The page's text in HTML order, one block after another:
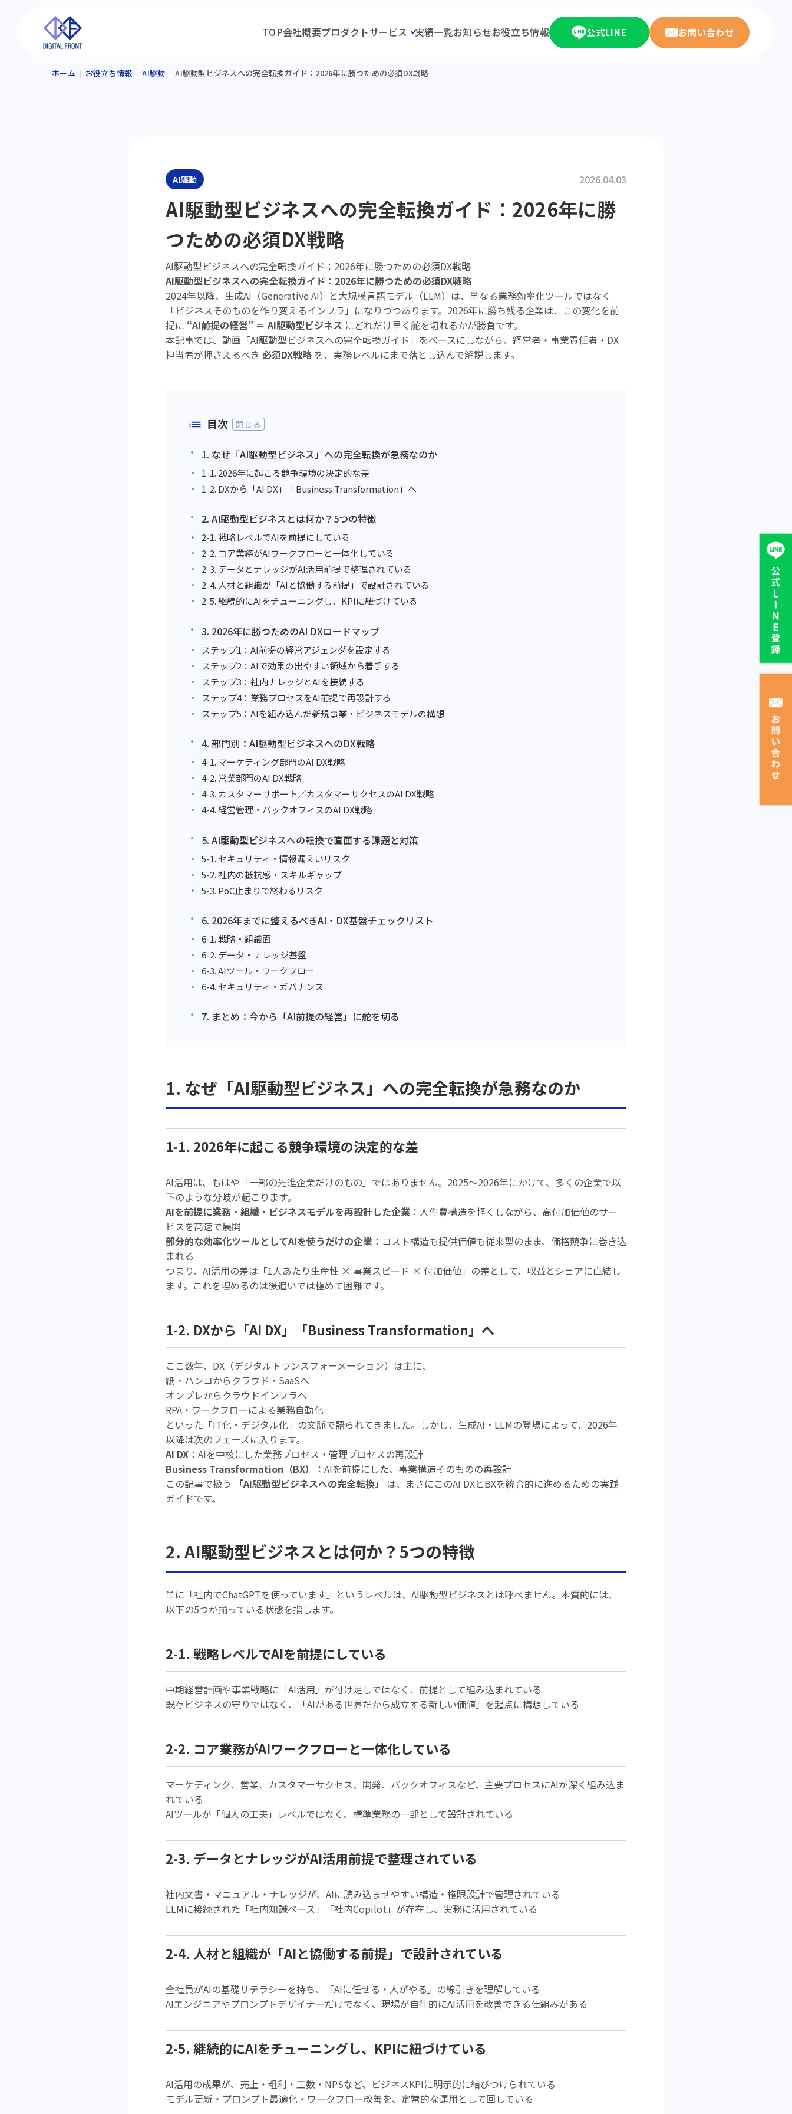
TOP会社概要プロダクトサービス 実績一覧お知らせお役立ち情報 公式LINE お問い合わせ
ホーム お役立ち情報 AI駆動 AI駆動型ビジネスへの完全転換ガイド：2026年に勝つための必須DX戦略
AI駆動 2026.04.03
AI駆動型ビジネスへの完全転換ガイド：2026年に勝
つための必須DX戦略
AI駆動型ビジネスへの完全転換ガイド：2026年に勝つための必須DX戦略
AI駆動型ビジネスへの完全転換ガイド：2026年に勝つための必須DX戦略
2024年以降、生成AI（Generative AI）と大規模言語モデル（LLM）は、単なる業務効率化ツールではなく
「ビジネスそのものを作り変えるインフラ」になりつつあります。2026年に勝ち残る企業は、この変化を前
提に “AI前提の経営” ＝ AI駆動型ビジネス にどれだけ早く舵を切れるかが勝負です。
本記事では、動画「AI駆動型ビジネスへの完全転換ガイド」をベースにしながら、経営者・事業責任者・DX
担当者が押さえるべき 必須DX戦略 を、実務レベルにまで落とし込んで解説します。
閉じる
目次
1. なぜ「AI駆動型ビジネス」への完全転換が急務なのか
1-1. 2026年に起こる競争環境の決定的な差
1-2. DXから「AI DX」「Business Transformation」へ
2. AI駆動型ビジネスとは何か？5つの特徴
2-1. 戦略レベルでAIを前提にしている
2-2. コア業務がAIワークフローと一体化している
2-3. データとナレッジがAI活用前提で整理されている
2-4. 人材と組織が「AIと協働する前提」で設計されている
2-5. 継続的にAIをチューニングし、KPIに紐づけている
3. 2026年に勝つためのAI DXロードマップ
ステップ1：AI前提の経営アジェンダを設定する
ステップ2：AIで効果の出やすい領域から着手する
ステップ3：社内ナレッジとAIを接続する
ステップ4：業務プロセスをAI前提で再設計する
ステップ5：AIを組み込んだ新規事業・ビジネスモデルの構想
4. 部門別：AI駆動型ビジネスへのDX戦略
4-1. マーケティング部門のAI DX戦略
4-2. 営業部門のAI DX戦略
4-3. カスタマーサポート／カスタマーサクセスのAI DX戦略
4-4. 経営管理・バックオフィスのAI DX戦略
5. AI駆動型ビジネスへの転換で直面する課題と対策
5-1. セキュリティ・情報漏えいリスク
5-2. 社内の抵抗感・スキルギャップ
5-3. PoC止まりで終わるリスク
6. 2026年までに整えるべきAI・DX基盤チェックリスト
6-1. 戦略・組織面
6-2. データ・ナレッジ基盤
6-3. AIツール・ワークフロー
6-4. セキュリティ・ガバナンス
7. まとめ：今から「AI前提の経営」に舵を切る
1. なぜ「AI駆動型ビジネス」への完全転換が急務なのか
1-1. 2026年に起こる競争環境の決定的な差
AI活用は、もはや「一部の先進企業だけのもの」ではありません。2025～2026年にかけて、多くの企業で以
下のような分岐が起こります。
AIを前提に業務・組織・ビジネスモデルを再設計した企業 ：人件費構造を軽くしながら、高付加価値のサー
ビスを高速で展開
部分的な効率化ツールとしてAIを使うだけの企業 ：コスト構造も提供価値も従来型のまま、価格競争に巻き込
まれる
つまり、AI活用の差は「1人あたり生産性 × 事業スピード × 付加価値」の差として、収益とシェアに直結し
ます。これを埋めるのは後追いでは極めて困難です。
1-2. DXから「AI DX」「Business Transformation」へ
ここ数年、DX（デジタルトランスフォーメーション）は主に、
紙・ハンコからクラウド・SaaSへ
オンプレからクラウドインフラへ
RPA・ワークフローによる業務自動化
といった「IT化・デジタル化」の文脈で語られてきました。しかし、生成AI・LLMの登場によって、2026年
以降は次のフェーズに入ります。
AI DX ：AIを中核にした業務プロセス・管理プロセスの再設計
Business Transformation（BX）
：AIを前提にした、事業構造そのものの再設計
この記事で扱う
「AI駆動型ビジネスへの完全転換」
は、まさにこのAI DXとBXを統合的に進めるための実践
ガイドです。
2. AI駆動型ビジネスとは何か？5つの特徴
単に「社内でChatGPTを使っています」というレベルは、AI駆動型ビジネスとは呼べません。本質的には、
以下の5つが揃っている状態を指します。
2-1. 戦略レベルでAIを前提にしている
中期経営計画や事業戦略に「AI活用」が付け足しではなく、前提として組み込まれている
既存ビジネスの守りではなく、「AIがある世界だから成立する新しい価値」を起点に構想している
2-2. コア業務がAIワークフローと一体化している
マーケティング、営業、カスタマーサクセス、開発、バックオフィスなど、主要プロセスにAIが深く組み込ま
れている
AIツールが「個人の工夫」レベルではなく、標準業務の一部として設計されている
2-3. データとナレッジがAI活用前提で整理されている
社内文書・マニュアル・ナレッジが、AIに読み込ませやすい構造・権限設計で管理されている
LLMに接続された「社内知識ベース」「社内Copilot」が存在し、実務に活用されている
2-4. 人材と組織が「AIと協働する前提」で設計されている
全社員がAIの基礎リテラシーを持ち、「AIに任せる・人がやる」の線引きを理解している
AIエンジニアやプロンプトデザイナーだけでなく、現場が自律的にAI活用を改善できる仕組みがある
2-5. 継続的にAIをチューニングし、KPIに紐づけている
AI活用の成果が、売上・粗利・工数・NPSなど、ビジネスKPIに明示的に結びつけられている
モデル更新・プロンプト最適化・ワークフロー改善を、定常的な運用として回している